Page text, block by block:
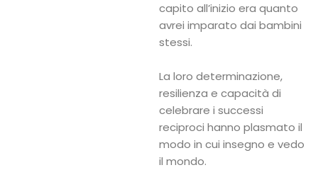
capito all’inizio era quanto
avrei imparato dai bambini
stessi.
La loro determinazione,
resilienza e capacità di
celebrare i successi
reciproci hanno plasmato il
modo in cui insegno e vedo
il mondo.